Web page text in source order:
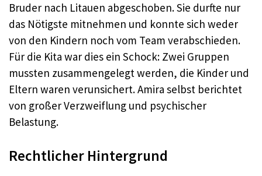
Bruder nach Litauen abgeschoben. Sie durfte nur
das Nötigste mitnehmen und konnte sich weder
von den Kindern noch vom Team verabschieden.
Für die Kita war dies ein Schock: Zwei Gruppen
mussten zusammengelegt werden, die Kinder und
Eltern waren verunsichert. Amira selbst berichtet
von großer Verzweiflung und psychischer
Belastung.
Rechtlicher Hintergrund